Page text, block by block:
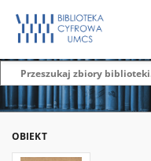
OBIEKT